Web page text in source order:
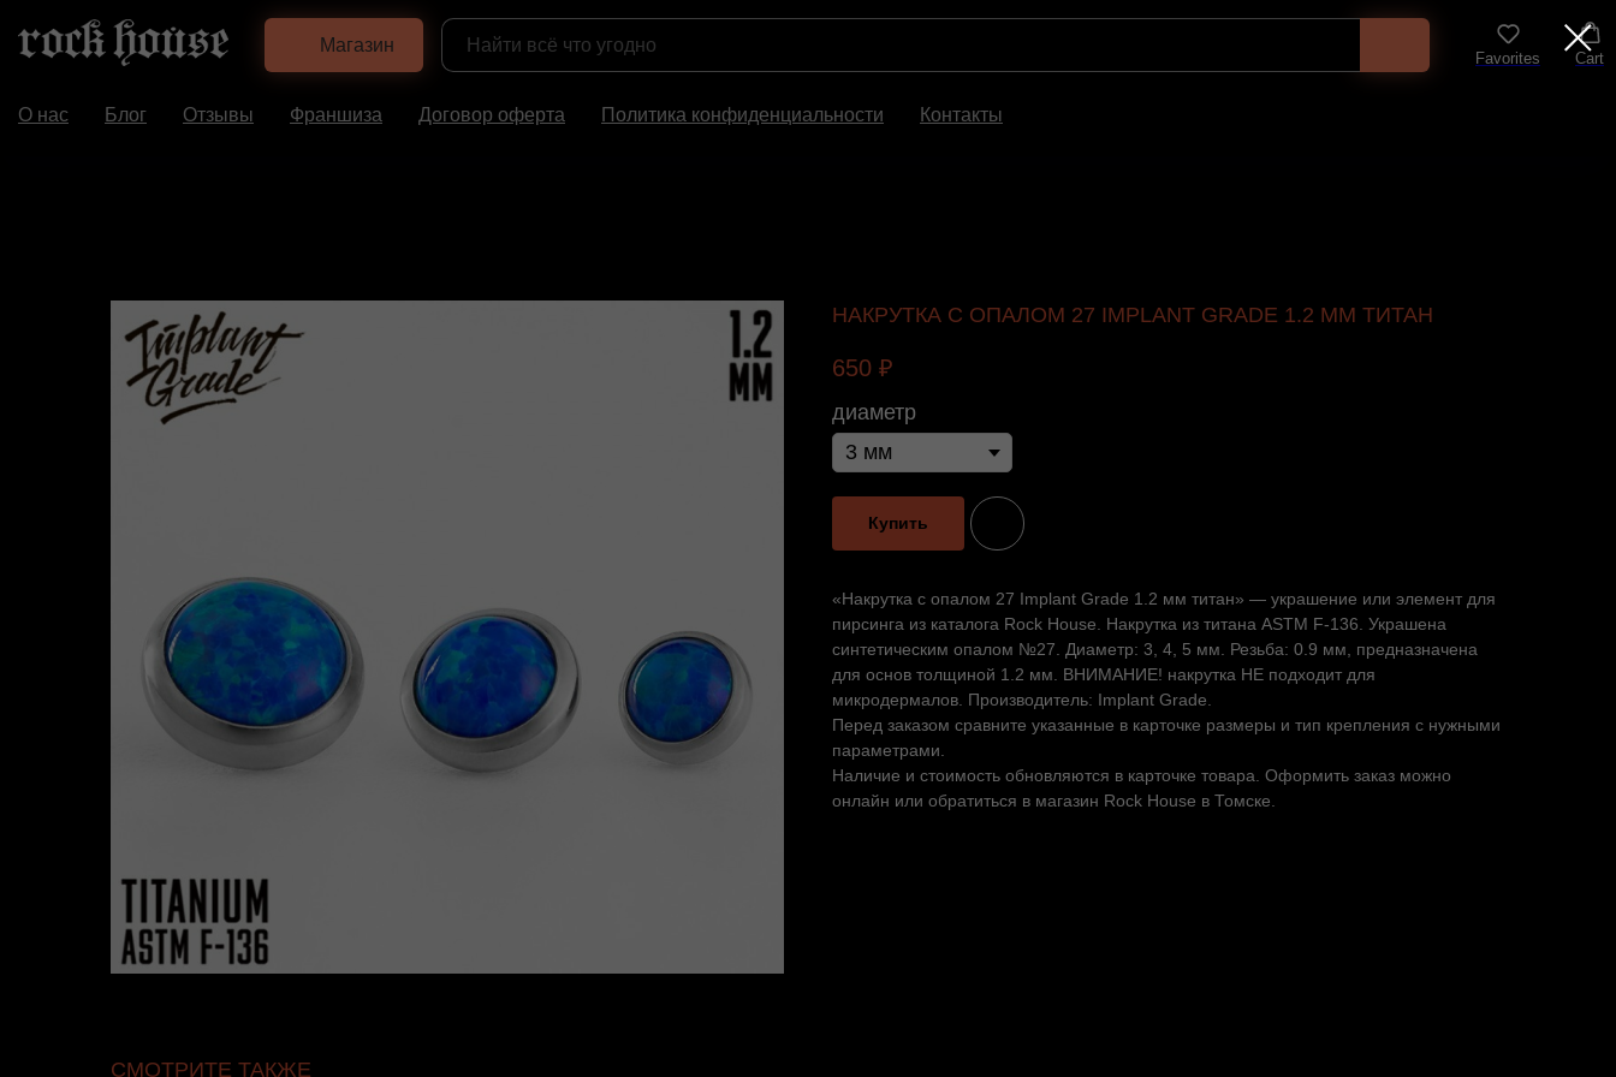
Магазин
Favorites Cart
О нас Блог Отзывы Франшиза Договор оферта Политика конфиденциальности Контакты
НАКРУТКА С ОПАЛОМ 27 IMPLANT GRADE 1.2 ММ ТИТАН
650 ₽
диаметр
Купить
«Накрутка с опалом 27 Implant Grade 1.2 мм титан» — украшение или элемент для
пирсинга из каталога Rock House. Накрутка из титана ASTM F-136. Украшена
синтетическим опалом №27. Диаметр: 3, 4, 5 мм. Резьба: 0.9 мм, предназначена
для основ толщиной 1.2 мм. ВНИМАНИЕ! накрутка НЕ подходит для
микродермалов. Производитель: Implant Grade.
Перед заказом сравните указанные в карточке размеры и тип крепления с нужными
параметрами.
Наличие и стоимость обновляются в карточке товара. Оформить заказ можно
онлайн или обратиться в магазин Rock House в Томске.
СМОТРИТЕ ТАКЖЕ